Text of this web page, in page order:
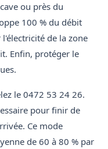
ou près du
100 % du débit
l'électricité de la zone
Enfin, protéger le
le 0472 53 24 26.
pour finir de
Ce mode
de 60 à 80 % par